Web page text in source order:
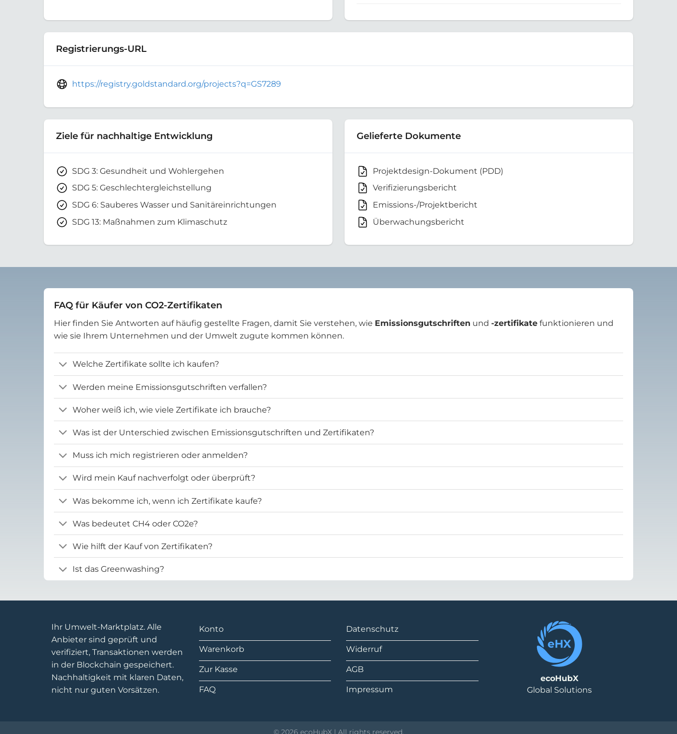
Registrierungs-URL
https://registry.goldstandard.org/projects?q=GS7289
Ziele für nachhaltige Entwicklung
SDG 3: Gesundheit und Wohlergehen
SDG 5: Geschlechtergleichstellung
SDG 6: Sauberes Wasser und Sanitäreinrichtungen
SDG 13: Maßnahmen zum Klimaschutz
Gelieferte Dokumente
Projektdesign-Dokument (PDD)
Verifizierungsbericht
Emissions-/Projektbericht
Überwachungsbericht
FAQ für Käufer von CO2-Zertifikaten
Hier finden Sie Antworten auf häufig gestellte Fragen, damit Sie verstehen, wie Emissionsgutschriften und -zertifikate funktionieren und
wie sie Ihrem Unternehmen und der Umwelt zugute kommen können.
Welche Zertifikate sollte ich kaufen?
Werden meine Emissionsgutschriften verfallen?
Woher weiß ich, wie viele Zertifikate ich brauche?
Was ist der Unterschied zwischen Emissionsgutschriften und Zertifikaten?
Muss ich mich registrieren oder anmelden?
Wird mein Kauf nachverfolgt oder überprüft?
Was bekomme ich, wenn ich Zertifikate kaufe?
Was bedeutet CH4 oder CO2e?
Wie hilft der Kauf von Zertifikaten?
Ist das Greenwashing?
Ihr Umwelt-Marktplatz. Alle
Anbieter sind geprüft und
verifiziert, Transaktionen werden
in der Blockchain gespeichert.
Nachhaltigkeit mit klaren Daten,
nicht nur guten Vorsätzen.
Konto
Warenkorb
Zur Kasse
FAQ
Datenschutz
Widerruf
AGB
Impressum
ecoHubX
Global Solutions